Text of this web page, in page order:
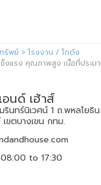
ทรัพย์
โรงงาน / โกดัง
งแรง คุณภาพสูง เนื้อที่ประม
นด์ เฮ้าส์
นทร์นิเวศน์ 1 ถ.พหลโยธิน
ขตบางเขน กทม.
08:00 to 17:30